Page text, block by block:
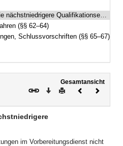
Qualifikationsebene
(§§ 62–64)
Schlussvorschriften (§§ 65–67)
Gesamtansicht
Download
DruckenVorheriges
im Vorbereitungsdienst nicht